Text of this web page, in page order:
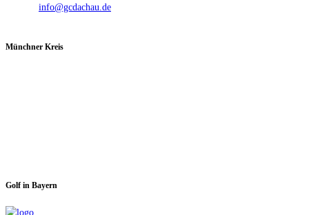
info@gcdachau.de
Münchner Kreis
Golf in Bayern